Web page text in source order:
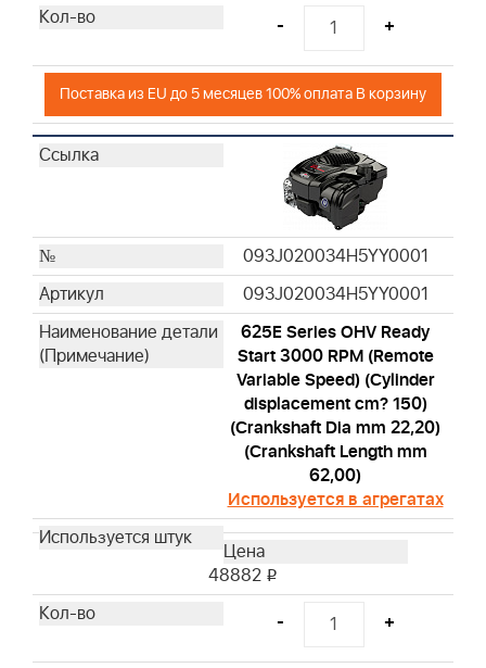
- +
Поставка из EU до 5 месяцев 100% оплата В корзину
093J020034H5YY0001
093J020034H5YY0001
625E Series OHV Ready
Start 3000 RPM (Remote
Variable Speed) (Cylinder
displacement cm? 150)
(Crankshaft Dia mm 22,20)
(Crankshaft Length mm
62,00)
Используется в агрегатах
48882 i
- +